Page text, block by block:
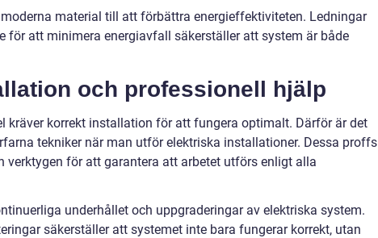
material till att förbättra energieffektiviteten. Ledningar
för att minimera energiavfall säkerställer att system är både
och professionell hjälp
kräver korrekt installation för att fungera optimalt. Därför är det
tekniker när man utför elektriska installationer. Dessa proffs
verktygen för att garantera att arbetet utförs enligt alla
underhållet och uppgraderingar av elektriska system.
säkerställer att systemet inte bara fungerar korrekt, utan